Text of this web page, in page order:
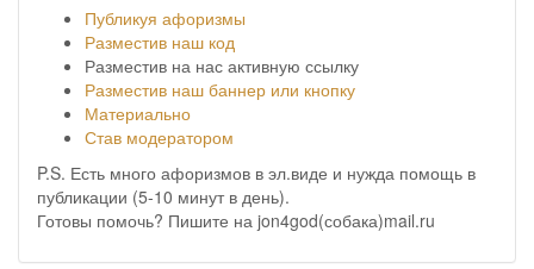
Публикуя афоризмы
Разместив наш код
Разместив на нас активную ссылку
Разместив наш баннер или кнопку
Материально
Став модератором
P.S. Есть много афоризмов в эл.виде и нужда помощь в
публикации (5-10 минут в день).
Готовы помочь? Пишите на jon4god(собака)mail.ru